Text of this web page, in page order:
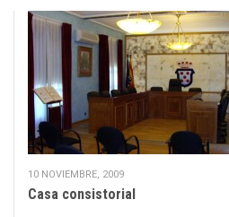
10 NOVIEMBRE, 2009
Casa consistorial